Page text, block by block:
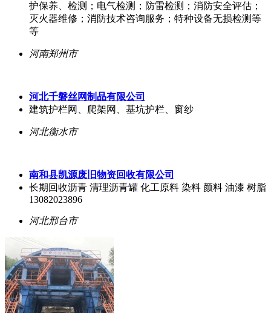
护保养、检测；电气检测；防雷检测；消防安全评估；
灭火器维修；消防技术咨询服务；特种设备无损检测等
等
河南郑州市
河北千磐丝网制品有限公司
建筑护栏网、爬架网、基坑护栏、窗纱
河北衡水市
南和县凯源废旧物资回收有限公司
长期回收沥青 清理沥青罐 化工原料 染料 颜料 油漆 树脂
13082023896
河北邢台市